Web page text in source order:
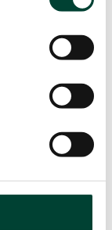
Starling el
al
no es lineal,
guardan